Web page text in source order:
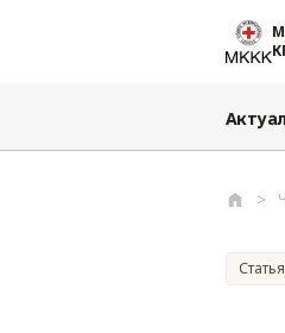
Перейти к основному
Статья